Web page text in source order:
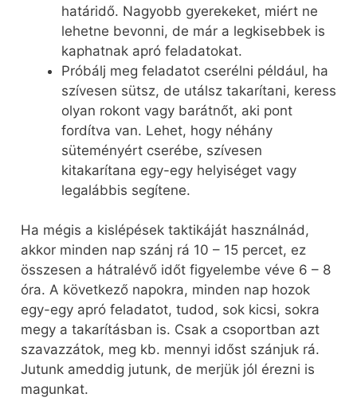
határidő. Nagyobb gyerekeket, miért ne
lehetne bevonni, de már a legkisebbek is
kaphatnak apró feladatokat.
Próbálj meg feladatot cserélni például, ha
szívesen sütsz, de utálsz takarítani, keress
olyan rokont vagy barátnőt, aki pont
fordítva van. Lehet, hogy néhány
süteményért cserébe, szívesen
kitakarítana egy-egy helyiséget vagy
legalábbis segítene.
Ha mégis a kislépések taktikáját használnád,
akkor minden nap szánj rá 10 – 15 percet, ez
összesen a hátralévő időt figyelembe véve 6 – 8
óra. A következő napokra, minden nap hozok
egy-egy apró feladatot, tudod, sok kicsi, sokra
megy a takarításban is. Csak a csoportban azt
szavazzátok, meg kb. mennyi időst szánjuk rá.
Jutunk ameddig jutunk, de merjük jól érezni is
magunkat.